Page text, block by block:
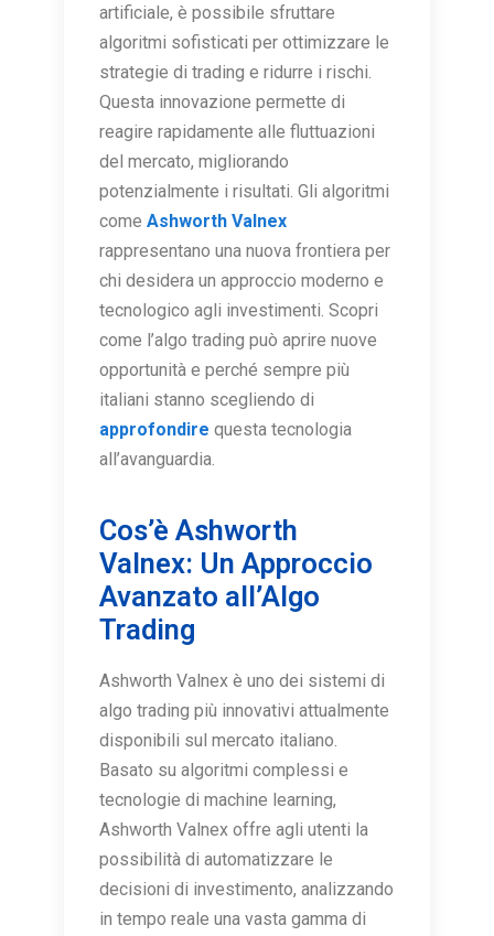
artificiale, è possibile sfruttare
algoritmi sofisticati per ottimizzare le
strategie di trading e ridurre i rischi.
Questa innovazione permette di
reagire rapidamente alle fluttuazioni
del mercato, migliorando
potenzialmente i risultati. Gli algoritmi
come Ashworth Valnex
rappresentano una nuova frontiera per
chi desidera un approccio moderno e
tecnologico agli investimenti. Scopri
come l’algo trading può aprire nuove
opportunità e perché sempre più
italiani stanno scegliendo di
approfondire questa tecnologia
all’avanguardia.
Cos’è Ashworth
Valnex: Un Approccio
Avanzato all’Algo
Trading
Ashworth Valnex è uno dei sistemi di
algo trading più innovativi attualmente
disponibili sul mercato italiano.
Basato su algoritmi complessi e
tecnologie di machine learning,
Ashworth Valnex offre agli utenti la
possibilità di automatizzare le
decisioni di investimento, analizzando
in tempo reale una vasta gamma di